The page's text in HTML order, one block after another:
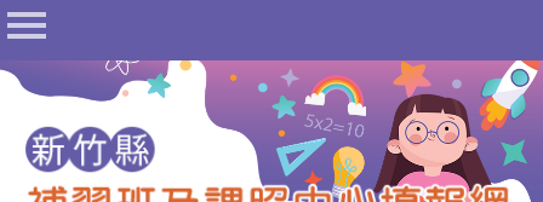
首頁
常見問答
相關法規